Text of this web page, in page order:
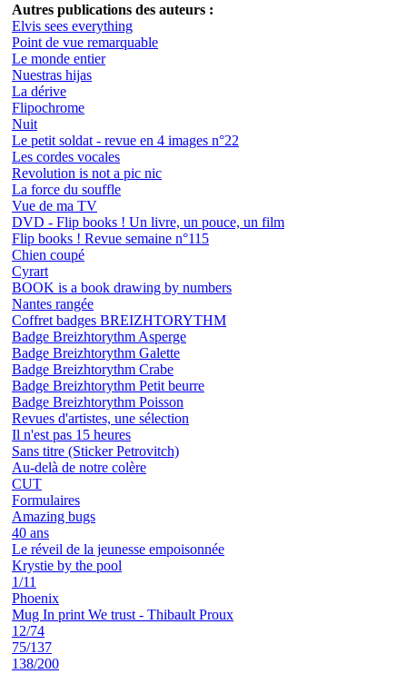
Autres publications des auteurs :
Elvis sees everything
Point de vue remarquable
Le monde entier
Nuestras hijas
La dérive
Flipochrome
Nuit
Le petit soldat - revue en 4 images n°22
Les cordes vocales
Revolution is not a pic nic
La force du souffle
Vue de ma TV
DVD - Flip books ! Un livre, un pouce, un film
Flip books ! Revue semaine n°115
Chien coupé
Cyrart
BOOK is a book drawing by numbers
Nantes rangée
Coffret badges BREIZHTORYTHM
Badge Breizhtorythm Asperge
Badge Breizhtorythm Galette
Badge Breizhtorythm Crabe
Badge Breizhtorythm Petit beurre
Badge Breizhtorythm Poisson
Revues d'artistes, une sélection
Il n'est pas 15 heures
Sans titre (Sticker Petrovitch)
Au-delà de notre colère
CUT
Formulaires
Amazing bugs
40 ans
Le réveil de la jeunesse empoisonnée
Krystie by the pool
1/11
Phoenix
Mug In print We trust - Thibault Proux
12/74
75/137
138/200